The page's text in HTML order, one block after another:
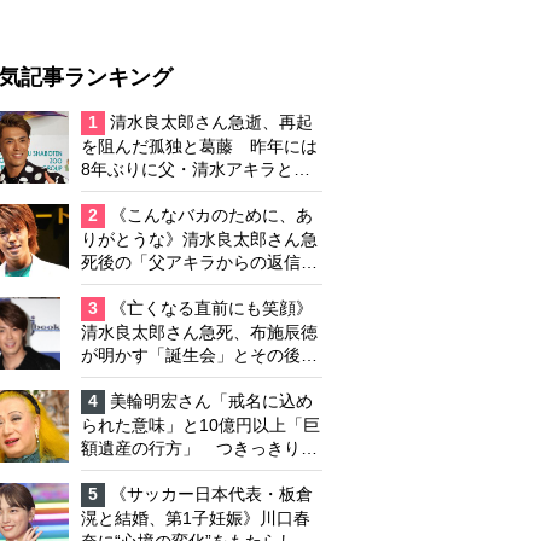
記事ランキング
1
清水良太郎さん急逝、再起
を阻んだ孤独と葛藤 昨年には
8年ぶりに父・清水アキラと共
演、本格的な活動再開に向かっ
ていたが…周囲が懸念していた
「不安定なところ」
2
《こんなバカのために、あ
りがとうな》清水良太郎さん急
死後の「父アキラからの返信」
布施辰徳が涙で明かす「順番が
違う」
3
《亡くなる直前にも笑顔》
清水良太郎さん急死、布施辰徳
が明かす「誕生会」とその後の
メッセージ
4
美輪明宏さん「戒名に込め
られた意味」と10億円以上「巨
額遺産の行方」 つきっきりで
私生活をサポートしていた元俳
優が相続か
5
《サッカー日本代表・板倉
滉と結婚、第1子妊娠》川口春